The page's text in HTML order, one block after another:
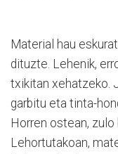
Material hau
dituzte. Lehenik,
txikitan xehatzeko.
garbitu eta tinta-
Horren ostean,
Lehortutakoan,